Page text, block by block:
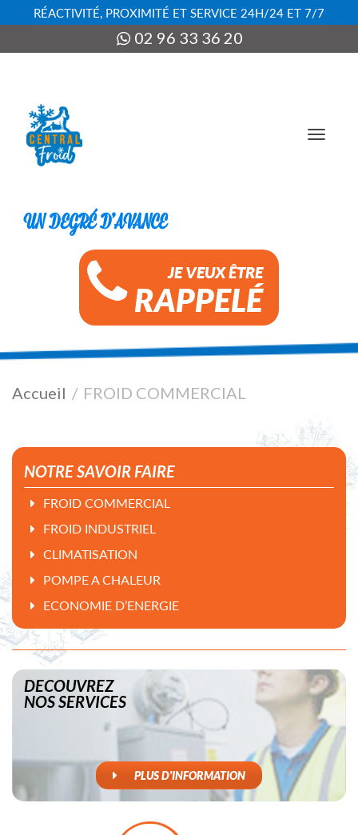
RÉACTIVITÉ, PROXIMITÉ ET SERVICE 24H/24 ET 7/7
02 96 33 36 20
JE VEUX ÊTRE
RAPPELÉ
Accueil FROID COMMERCIAL
NOTRE SAVOIR FAIRE
FROID COMMERCIAL
FROID INDUSTRIEL
CLIMATISATION
POMPE A CHALEUR
ECONOMIE D’ENERGIE
DECOUVREZ
NOS SERVICES
PLUS D'INFORMATION